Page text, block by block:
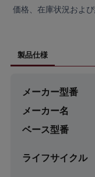
価格、在庫状況およ
製品仕様
メーカー型番
メーカー名
ベース型番
ライフサイクル